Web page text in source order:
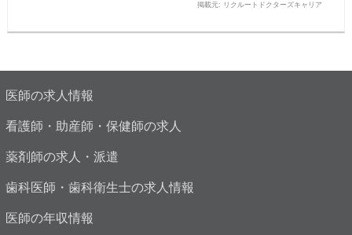
掲載元: リクルートドクターズキャリア
医師の求人情報
看護師・助産師・保健師の求人
薬剤師の求人・派遣
歯科医師・歯科衛生士の求人情報
医師の年収情報